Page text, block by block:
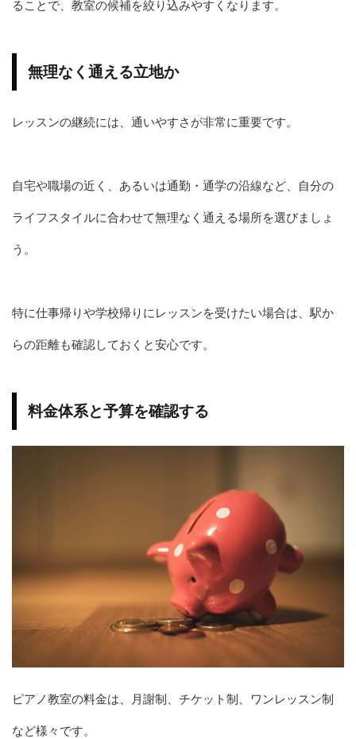
ることで、教室の候補を絞り込みやすくなります。
無理なく通える立地か
レッスンの継続には、通いやすさが非常に重要です。
自宅や職場の近く、あるいは通勤・通学の沿線など、自分の
ライフスタイルに合わせて無理なく通える場所を選びましょ
う。
特に仕事帰りや学校帰りにレッスンを受けたい場合は、駅か
らの距離も確認しておくと安心です。
料金体系と予算を確認する
ピアノ教室の料金は、月謝制、チケット制、ワンレッスン制
など様々です。